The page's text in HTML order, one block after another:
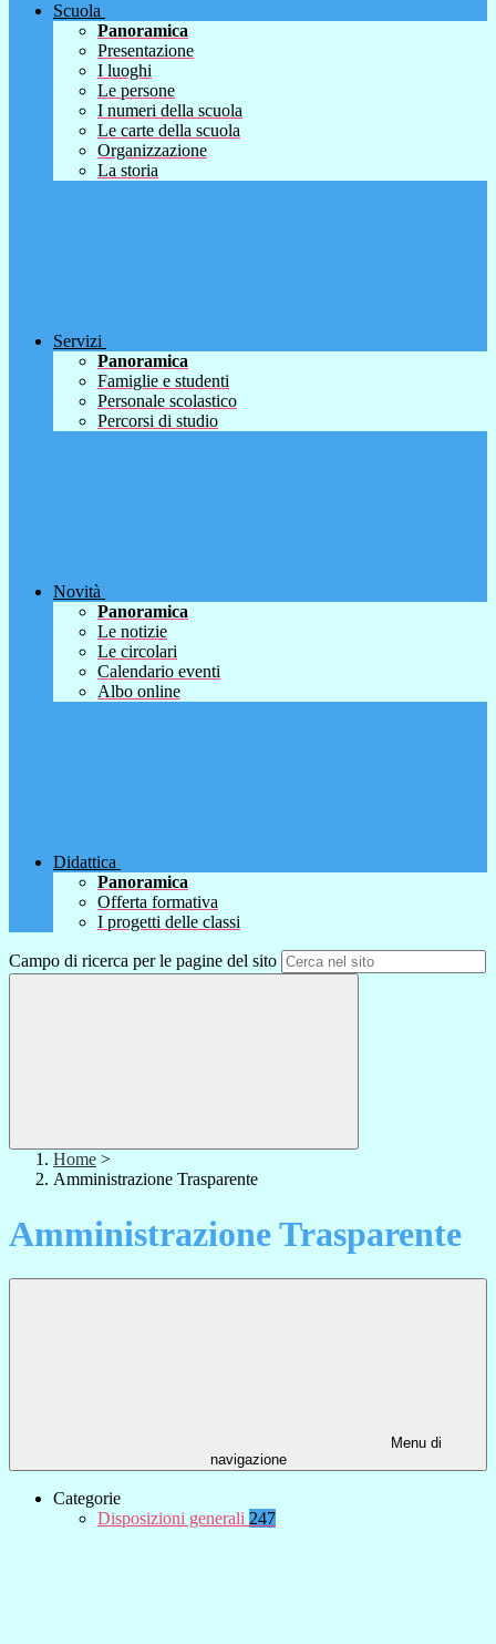
Scuola
Panoramica
Presentazione
I luoghi
Le persone
I numeri della scuola
Le carte della scuola
Organizzazione
La storia
Servizi
Panoramica
Famiglie e studenti
Personale scolastico
Percorsi di studio
Novità
Panoramica
Le notizie
Le circolari
Calendario eventi
Albo online
Didattica
Panoramica
Offerta formativa
I progetti delle classi
Campo di ricerca per le pagine del sito
Home >
Amministrazione Trasparente
Amministrazione Trasparente
Menu di
navigazione
Categorie
Disposizioni generali 247